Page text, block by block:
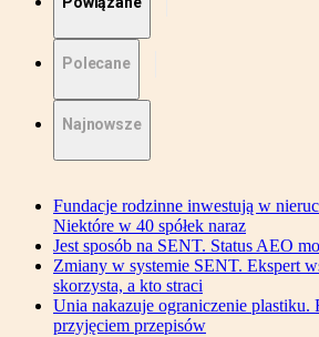
Polecane
Najnowsze
Fundacje rodzinne inwestują w
Niektóre w 40 spółek naraz
Jest sposób na SENT. Status AEO
Zmiany w systemie SENT. Ekspert
skorzysta, a kto straci
Unia nakazuje ograniczenie plastiku.
przyjęciem przepisów